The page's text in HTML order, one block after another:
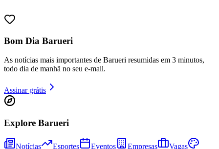
Juventude
Bom Dia Barueri
As notícias mais importantes de Barueri resumidas em 3 minutos,
todo dia de manhã no seu e-mail.
Assinar grátis
Explore Barueri
Notícias Esportes Eventos Empresas
Vagas